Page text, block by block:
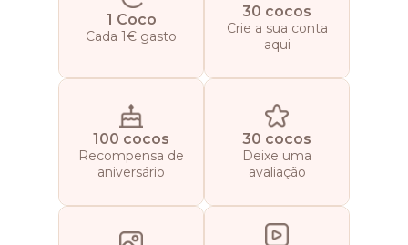
1 Coco
Cada 1€ gasto
30 cocos
Crie a sua conta
aqui
100 cocos
Recompensa de
aniversário
30 cocos
Deixe uma
avaliação